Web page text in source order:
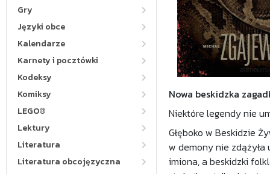
Gry
Języki obce
Kalendarze
Karnety i pocztówki
Kodeksy
Komiksy
LEGO®
Lektury
Literatura
Literatura obcojęzyczna
Nowa beskidzka
Niektóre legendy nie
Głęboko w Beskidzie
w demony nie zdążyła
imiona, a beskidzki